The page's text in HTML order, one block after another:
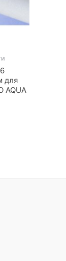
для
AQUA